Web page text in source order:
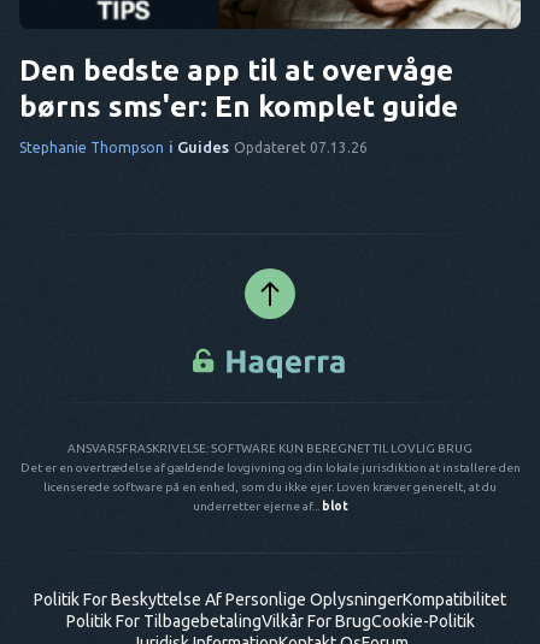
Twitter Facebook Kopier link
Den bedste app til at overvåge
børns sms'er: En komplet guide
Stephanie Thompson i Guides Opdateret 07.13.26
ANSVARSFRASKRIVELSE: SOFTWARE KUN BEREGNET TIL LOVLIG BRUG
Det er en overtrædelse af gældende lovgivning og din lokale jurisdiktion at installere den
licenserede software på en enhed, som du ikke ejer. Loven kræver generelt, at du
underretter ejerne af...
blot
Politik For Beskyttelse Af Personlige OplysningerKompatibilitet
Politik For TilbagebetalingVilkår For BrugCookie-Politik